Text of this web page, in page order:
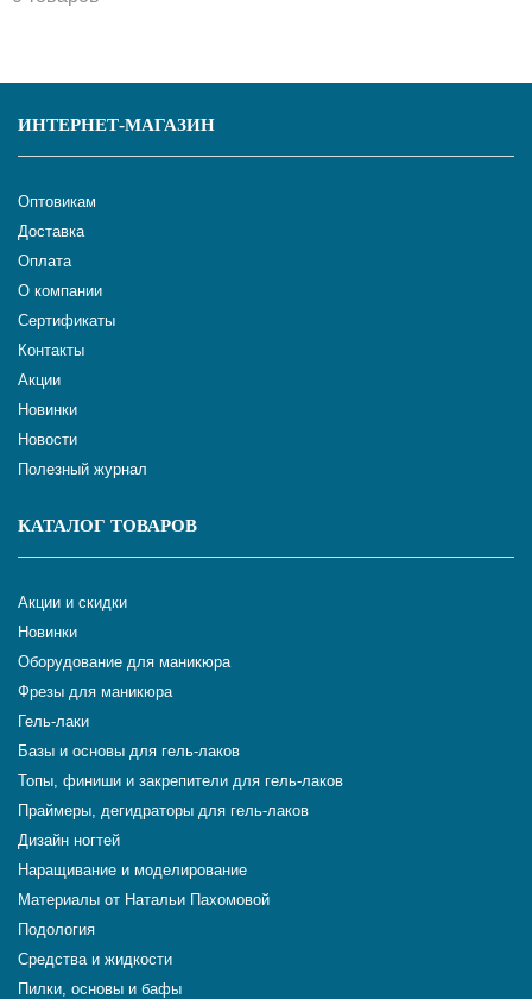
ИНТЕРНЕТ-МАГАЗИН
Оптовикам
Доставка
Оплата
О компании
Сертификаты
Контакты
Акции
Новинки
Новости
Полезный журнал
КАТАЛОГ ТОВАРОВ
Акции и скидки
Новинки
Оборудование для маникюра
Фрезы для маникюра
Гель-лаки
Базы и основы для гель-лаков
Топы, финиши и закрепители для гель-лаков
Праймеры, дегидраторы для гель-лаков
Дизайн ногтей
Наращивание и моделирование
Материалы от Натальи Пахомовой
Подология
Средства и жидкости
Пилки, основы и бафы